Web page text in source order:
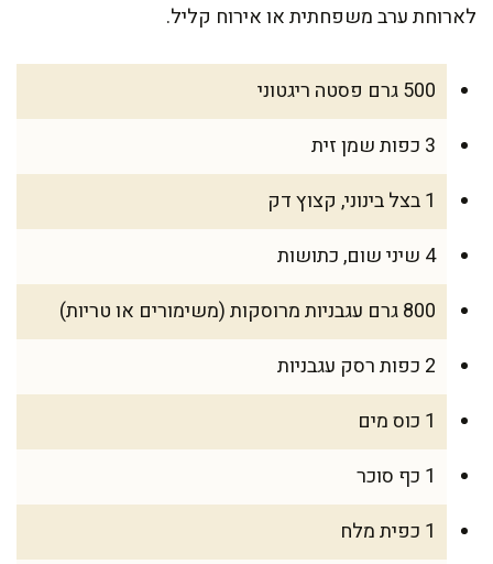
לארוחת ערב משפחתית או אירוח קליל.
500 גרם פסטה ריגטוני
3 כפות שמן זית
1 בצל בינוני, קצוץ דק
4 שיני שום, כתושות
800 גרם עגבניות מרוסקות (משימורים או טריות)
2 כפות רסק עגבניות
1 כוס מים
1 כף סוכר
1 כפית מלח